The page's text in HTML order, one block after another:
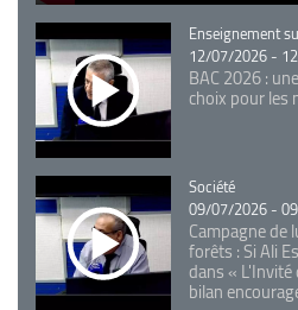
Catégorie
Enseignement
12/07/2026 -
BAC 2026 :
choix pour les
Catégorie
Société
09/07/2026 -
Campagne de
forêts : Si Ali
dans «
bilan